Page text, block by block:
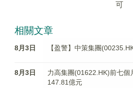
可
相關文章
8月3日 【盈警】中策集團
8月3日
力高集團(01622.HK)前七個
147.81億元